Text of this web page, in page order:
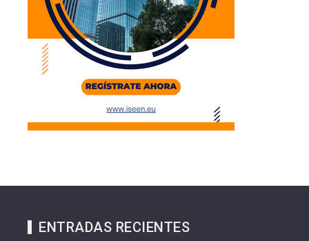
ENTRADAS RECIENTES